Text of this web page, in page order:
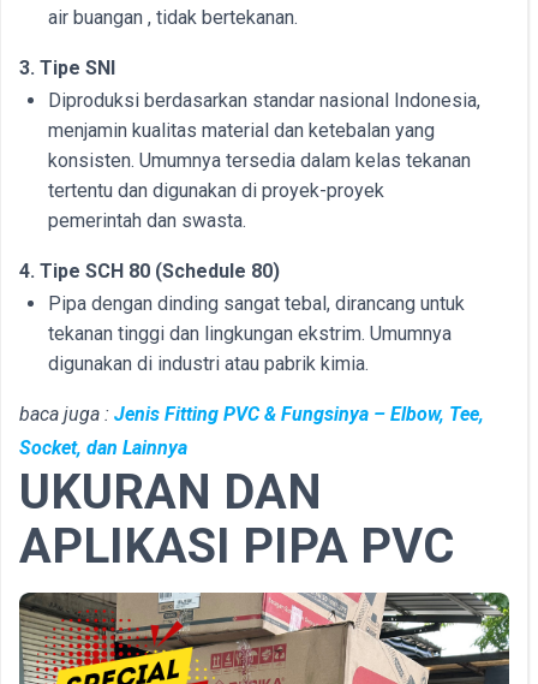
air buangan , tidak bertekanan.
3. Tipe SNI
Diproduksi berdasarkan standar nasional Indonesia,
menjamin kualitas material dan ketebalan yang
konsisten. Umumnya tersedia dalam kelas tekanan
tertentu dan digunakan di proyek-proyek
pemerintah dan swasta.
4. Tipe SCH 80 (Schedule 80)
Pipa dengan dinding sangat tebal, dirancang untuk
tekanan tinggi dan lingkungan ekstrim. Umumnya
digunakan di industri atau pabrik kimia.
baca juga : Jenis Fitting PVC & Fungsinya – Elbow, Tee,
Socket, dan Lainnya
UKURAN DAN
APLIKASI PIPA PVC